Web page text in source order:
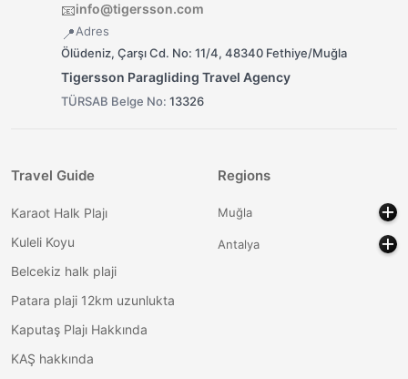
📧info@tigersson.com
📍Adres
Ölüdeniz, Çarşı Cd. No: 11/4, 48340 Fethiye/Muğla
Tigersson Paragliding Travel Agency
TÜRSAB Belge No: 13326
Travel Guide
Karaot Halk Plajı
Kuleli Koyu
Belcekiz halk plaji
Patara plaji 12km uzunlukta
Kaputaş Plajı Hakkında
KAŞ hakkında
Regions
Muğla
Antalya